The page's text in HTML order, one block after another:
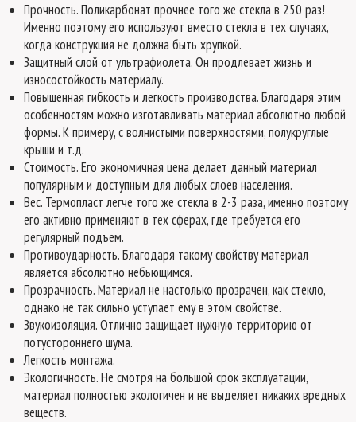
Прочность. Поликарбонат прочнее того же стекла в 250 раз!
Именно поэтому его используют вместо стекла в тех случаях,
когда конструкция не должна быть хрупкой.
Защитный слой от ультрафиолета. Он продлевает жизнь и
износостойкость материалу.
Повышенная гибкость и легкость производства. Благодаря этим
особенностям можно изготавливать материал абсолютно любой
формы. К примеру, с волнистыми поверхностями, полукруглые
крыши и т.д.
Стоимость. Его экономичная цена делает данный материал
популярным и доступным для любых слоев населения.
Вес. Термопласт легче того же стекла в 2-3 раза, именно поэтому
его активно применяют в тех сферах, где требуется его
регулярный подъем.
Противоударность. Благодаря такому свойству материал
является абсолютно небьющимся.
Прозрачность. Материал не настолько прозрачен, как стекло,
однако не так сильно уступает ему в этом свойстве.
Звукоизоляция. Отлично защищает нужную территорию от
потустороннего шума.
Легкость монтажа.
Экологичность. Не смотря на большой срок эксплуатации,
материал полностью экологичен и не выделяет никаких вредных
веществ.